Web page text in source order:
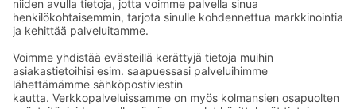
Kaup­pa­kes­kus
Ma-pe
9–20